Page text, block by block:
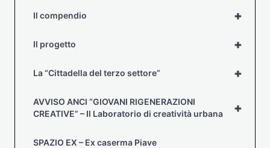
+
Il compendio
+
Il progetto
+
La “Cittadella del terzo settore”
+
AVVISO ANCI “GIOVANI RIGENERAZIONI
CREATIVE” – Il Laboratorio di creatività urbana
SPAZIO EX – Ex caserma Piave